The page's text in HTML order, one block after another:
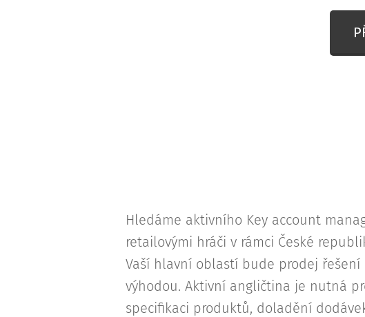
Hledáme aktivního Key account
retailovými hráči v rámci České
Vaší hlavní oblastí bude prodej
výhodou. Aktivní angličtina je nutná
specifikaci produktů, doladění